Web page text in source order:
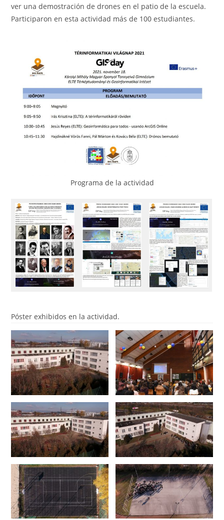
ver una demostración de drones en el patio de la escuela.
Participaron en esta actividad más de 100 estudiantes.
Programa de la actividad
Póster exhibidos en la actividad.